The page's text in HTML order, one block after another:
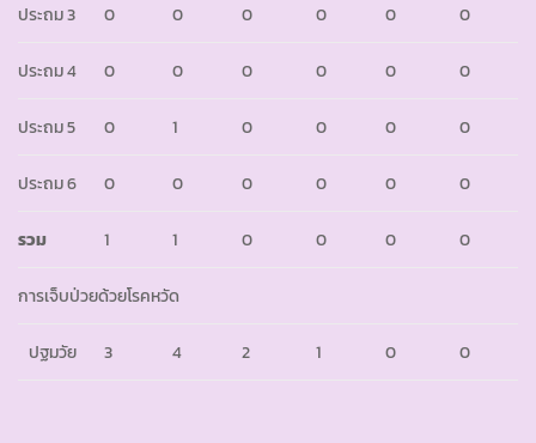
ประถม 3 0 0 0 0 0 0
ประถม 4 0 0 0 0 0 0
ประถม 5 0 1 0 0 0 0
ประถม 6 0 0 0 0 0 0
รวม 1 1 0 0 0 0
การเจ็บป่วยด้วยโรคหวัด
ปฐมวัย 3 4 2 1 0 0